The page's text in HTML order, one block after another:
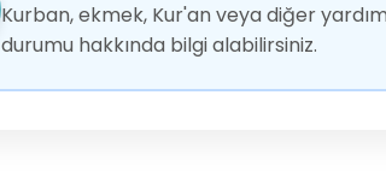
Kurban, ekmek, Kur'an veya diğer
durumu hakkında bilgi alabilirsiniz.